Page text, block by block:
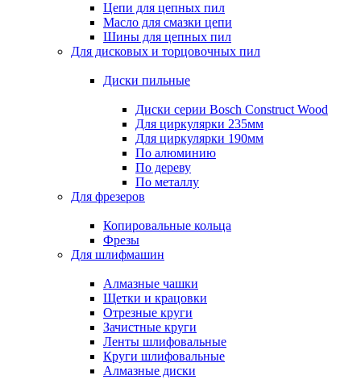
Цепи для цепных пил
Масло для смазки цепи
Шины для цепных пил
Для дисковых и торцовочных пил
Диски пильные
Диски серии Bosch Construct Wood
Для циркулярки 235мм
Для циркулярки 190мм
По алюминию
По дереву
По металлу
Для фрезеров
Копировальные кольца
Фрезы
Для шлифмашин
Алмазные чашки
Щетки и крацовки
Отрезные круги
Зачистные круги
Ленты шлифовальные
Круги шлифовальные
Алмазные диски